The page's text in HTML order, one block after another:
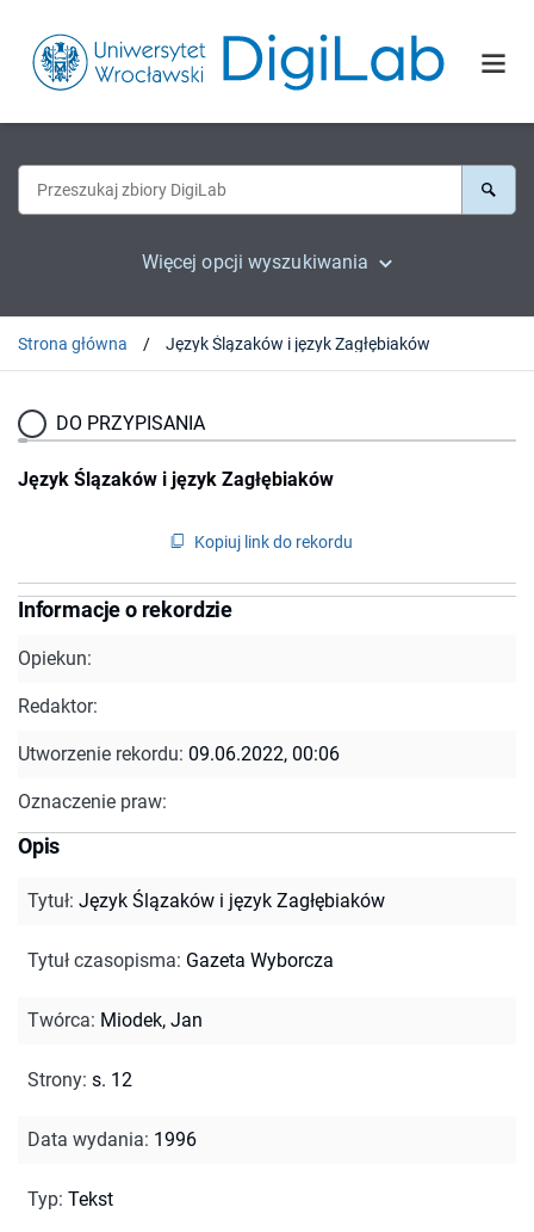
Więcej opcji wyszukiwania
Strona główna Język Ślązaków i język Zagłębiaków
DO PRZYPISANIA
Język Ślązaków i język Zagłębiaków
Kopiuj link do rekordu
Informacje o rekordzie
Opiekun:
Redaktor:
Utworzenie rekordu: 09.06.2022, 00:06
Oznaczenie praw:
Opis
Tytuł: Język Ślązaków i język Zagłębiaków
Tytuł czasopisma: Gazeta Wyborcza
Twórca: Miodek, Jan
Strony: s. 12
Data wydania: 1996
Typ: Tekst